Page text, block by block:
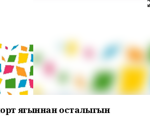
ягыннан осталыгын